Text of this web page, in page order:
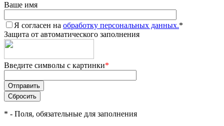
Ваше имя
Я согласен на обработку персональных данных.*
Защита от автоматического заполнения
Введите символы с картинки*
* - Поля, обязательные для заполнения